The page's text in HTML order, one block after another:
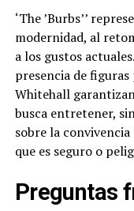
‘The ’Burbs’’
modernidad, al
a los gustos
presencia de figuras
Whitehall
busca entretener,
sobre la
que es seguro o
Preguntas